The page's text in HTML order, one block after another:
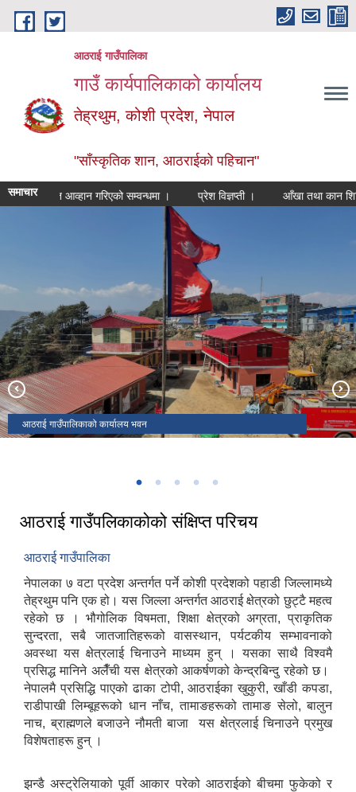
Skip to main content
आठराई गाउँपालिका
गाउँ कार्यपालिकाको कार्यालय
तेह्रथुम, कोशी प्रदेश, नेपाल
"साँस्कृतिक शान, आठराईको पहिचान"
समाचारआव्हान गरिएको सम्वन्धमा । प्रेश विज्ञप्ती । आँखा तथा कान शिबिर
आठराई गाउँपालिकाको कार्यालय भवन
आठराई गाउँसभाको १७औँ अधिवेशन
अध्यक्ष रनिङ्ग कप २०८०
अध्यक्ष रनिङ्ग कप २०८०
आठराई गाउँपलिकाकोको संक्षिप्‍त परिचय
आठराई गाउँपालिका
नेपालका ७ वटा प्रदेश अन्तर्गत पर्ने कोशी प्रदेशको पहाडी जिल्लामध्ये
तेह्रथुम पनि एक हो। यस जिल्ला अन्तर्गत आठराई क्षेत्रको छुट्टै महत्व
रहेको छ । भौगोलिक विषमता, शिक्षा क्षेत्रको अग्रता, प्राकृतिक
सुन्दरता, सबै जातजातिहरूको वासस्थान, पर्यटकीय सम्भावनाको
अवस्था यस क्षेत्रलाई चिनाउने माध्यम हुन् । यसका साथै विश्वमै
प्रसिद्ध मानिने अलैँची यस क्षेत्रको आकर्षणको केन्द्रबिन्दु रहेको छ।
नेपालमै प्रसिद्धि पाएको ढाका टोपी, आठराईका खुकुरी, खाँडी कपडा,
राडीपाखी लिम्बूहरूको धान नाँच, तामाङहरूको तामाङ सेलो, बालुन
नाच, ब्राह्मणले बजाउने नौमती बाजा यस क्षेत्रलाई चिनाउने प्रमुख
विशेषताहरू हुन् ।
झन्डै अस्ट्रेलियाको पूर्वी आकार परेको आठराईको बीचमा फुकेको र